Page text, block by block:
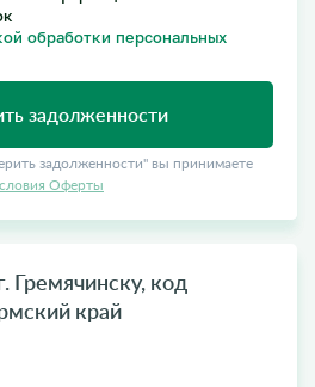
обработки персональных
задолженности
задолженности" вы принимаете
Оферты
Гремячинску, код
край